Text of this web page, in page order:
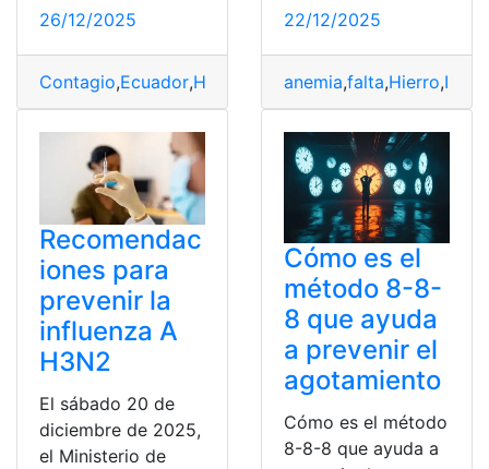
26/12/2025
Contagio,Ecuador,H3N2 Influenza,Prevenir,variante
22/12/2025
anemia,falta,Hierro,
Recomendac
iones para
prevenir la
influenza A
H3N2
El sábado 20 de
diciembre de 2025,
el Ministerio de
Cómo es el
método 8-8-
8 que ayuda
a prevenir el
agotamiento
Cómo es el método
8-8-8 que ayuda a